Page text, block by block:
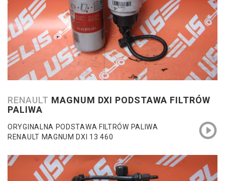
RENAULT MAGNUM DXI PODSTAWA FILTRÓW
PALIWA
ORYGINALNA PODSTAWA FILTRÓW PALIWA
RENAULT MAGNUM DXI 13 460